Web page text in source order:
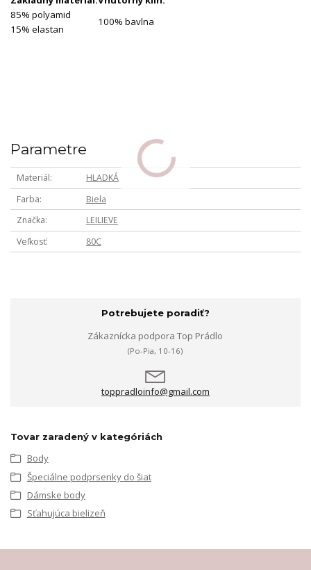
85% polyamid
15% elastan
100% bavlna
Parametre
Materiál
HLADKÁ
Farba
Biela
Značka
LEILIEVE
Veľkosť
80C
Potrebujete poradiť?
Zákaznícka podpora Top Prádlo
(Po-Pia, 10-16)
toppradloinfo@gmail.com
Tovar zaradený v kategóriách
Body
Špeciálne podprsenky do šiat
Dámske body
Sťahujúca bielizeň